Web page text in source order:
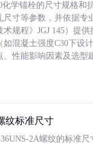
化学锚栓的尺寸规格和
尺寸等参数，并依据专
规程》JGJ 145）提
混凝土强度C30下设计
、性能影响因素及选型
纹标准尺寸
2A螺纹的标准尺